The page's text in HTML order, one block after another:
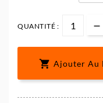
QUANTITÉ :
 Ajouter Au